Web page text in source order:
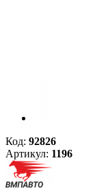
Код: 92826
Артикул: 1196